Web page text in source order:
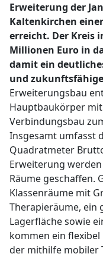
Erweiterung der
Kaltenkirchen
erreicht. Der Kreis
Millionen Euro in
damit ein
und
Erweiterungsbau
Hauptbaukörper
Verbindungsbau
Insgesamt umfasst
Quadratmeter
Erweiterung
Räume geschaffen.
Klassenräume mit
Therapieräume, ein
Lagerfläche sowie
kommen ein
der mithilfe mobiler